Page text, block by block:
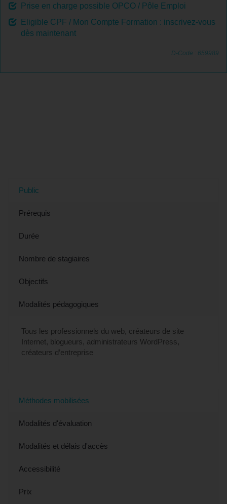
Prise en charge possible OPCO / Pôle Emploi
Eligible CPF / Mon Compte Formation : inscrivez-vous
dès maintenant
D-Code : 659989
Public
Prérequis
Durée
Nombre de stagiaires
Objectifs
Modalités pédagogiques
Tous les professionnels du web, créateurs de site
Internet, blogueurs, administrateurs WordPress,
créateurs d’entreprise
Méthodes mobilisées
Modalités d'évaluation
Modalités et délais d'accès
Accessibilité
Prix